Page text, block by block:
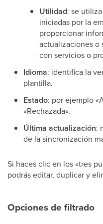
Utilidad: se
iniciadas por la
proporcionar
actualizaciones o
con servicios o
Idioma: identifica la
plantilla.
Estado: por ejemplo
«Rechazada».
Última actualización:
de la sincronización
Si haces clic en los «tres
podrás editar, duplicar y
Opciones de filtrado